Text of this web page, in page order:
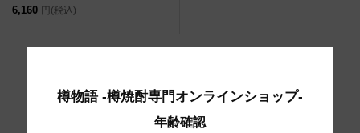
樽物語 -樽焼酎専門オンラインショップ-
年齢確認
6,160 円(税込)